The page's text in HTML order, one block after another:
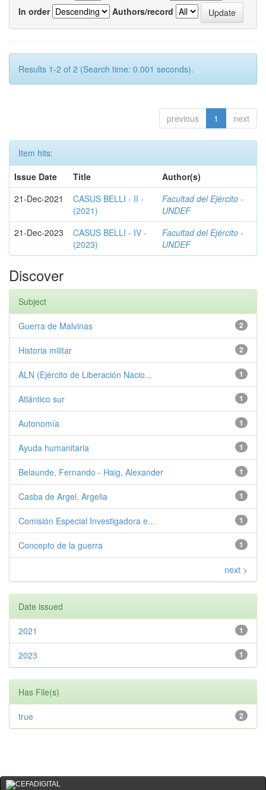
In order
Authors/record
Results 1-2 of 2 (Search time: 0.001 seconds).
previous 1 next
Item hits:
Issue Date
Title
Author(s)
21-Dec-2021
CASUS BELLI - II -
(2021)
Facultad del Ejército -
UNDEF
21-Dec-2023
CASUS BELLI - IV -
(2023)
Facultad del Ejército -
UNDEF
Discover
Subject
2
Guerra de Malvinas
2
Historia militar
1
ALN (Ejército de Liberación Nacio...
1
Atlántico sur
1
Autonomía
1
Ayuda humanitaria
1
Belaunde, Fernando - Haig, Alexander
1
Casba de Argel, Argelia
1
Comisión Especial Investigadora e...
1
Concepto de la guerra
next >
Date issued
1
2021
1
2023
Has File(s)
2
true